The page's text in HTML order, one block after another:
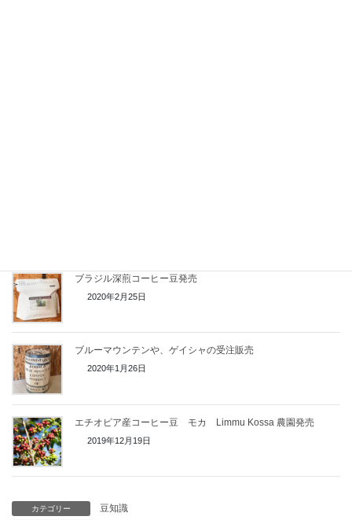
ブラジル深煎コーヒー豆発売
2020年2月25日
ブルーマウンテンや、ゲイシャの受注販売
2020年1月26日
エチオピア産コーヒー豆 モカ Limmu Kossa 農園発売
2019年12月19日
カテゴリー 豆知識